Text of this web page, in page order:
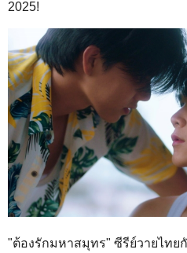
2025!
"ต้องรักมหาสมุทร" ซีรีย์วายไทย